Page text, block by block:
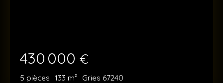
430 000 €
5 pièces 133 m² Gries 67240